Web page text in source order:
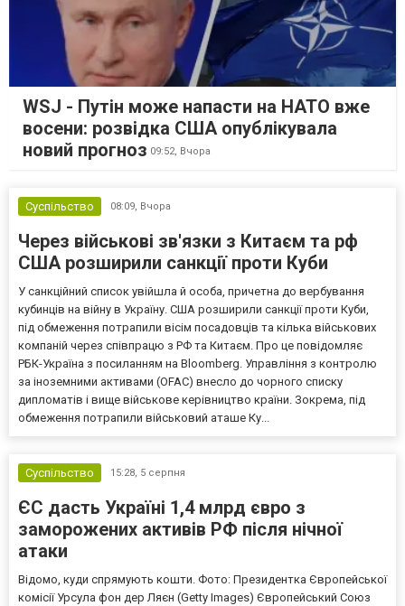
WSJ - Путін може напасти на НАТО вже
восени: розвідка США опублікувала
новий прогноз 09:52, Вчора
Суспільство 08:09, Вчора
Через військові зв'язки з Китаєм та рф
США розширили санкції проти Куби
У санкційний список увійшла й особа, причетна до вербування
кубинців на війну в Україну. США розширили санкції проти Куби,
під обмеження потрапили вісім посадовців та кілька військових
компаній через співпрацю з РФ та Китаєм. Про це повідомляє
РБК-Україна з посиланням на Bloomberg. Управління з контролю
за іноземними активами (OFAC) внесло до чорного списку
дипломатів і вище військове керівництво країни. Зокрема, під
обмеження потрапили військовий аташе Ку...
Суспільство 15:28, 5 серпня
ЄС дасть Україні 1,4 млрд євро з
заморожених активів РФ після нічної
атаки
Відомо, куди спрямують кошти. Фото: Президентка Європейської
комісії Урсула фон дер Ляєн (Getty Images) Європейський Союз